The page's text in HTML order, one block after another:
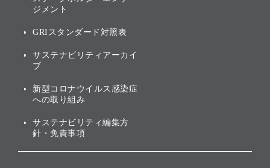
株主・投資家情報（IR）に
ガバナンス
投資先のサステナビリティ
ジメント
GRIスタンダード対照表
サステナビリティアーカイ
ブ
新型コロナウイルス感染症
への取り組み
サステナビリティ編集方
針・免責事項